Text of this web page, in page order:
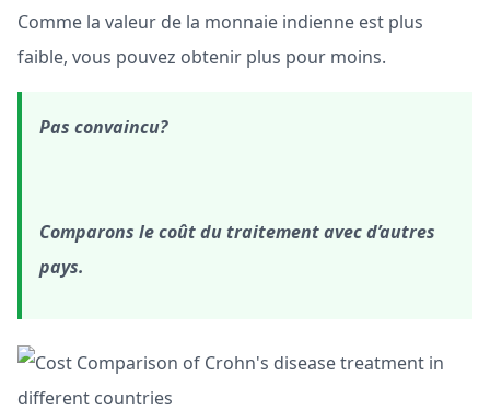
Comme la valeur de la monnaie indienne est plus
faible, vous pouvez obtenir plus pour moins.
Pas convaincu?
Comparons le coût du traitement avec d’autres
pays.